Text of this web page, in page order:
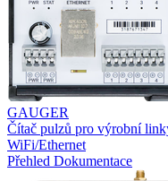
GAUGER
Čítač pulzů pro výrobní
WiFi/Ethernet
Přehled Dokumentace